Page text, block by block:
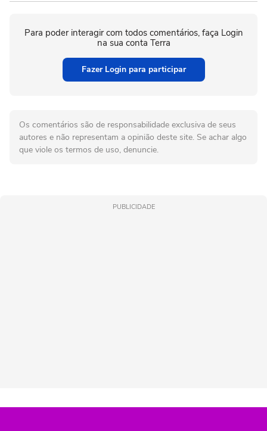
Para poder interagir com todos comentários, faça Login
na sua conta Terra
Fazer Login para participar
Os comentários são de responsabilidade exclusiva de seus
autores e não representam a opinião deste site. Se achar algo
que viole os termos de uso, denuncie.
PUBLICIDADE